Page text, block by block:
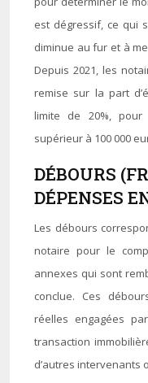
est dégressif, ce qui
diminue au fur et à
Depuis 2021, les
remise sur la part
limite de 20%,
supérieur à 100 000
DÉBOURS
DÉPENSES
Les débours
notaire pour le
annexes qui sont
conclue. Ces
réelles engagées
transaction
d’autres intervenants